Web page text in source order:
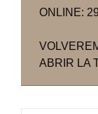
ONLINE:
ABRIR LA